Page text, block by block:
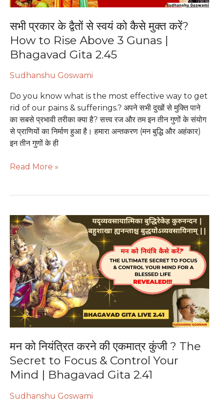
सभी प्रकार के द्वैतों से स्वयं को कैसे मुक्त करें?
How to Rise Above 3 Gunas |
Bhagavad Gita 2.45
Sudhanshu Goswami
Do you know what is the most effective way to get
rid of our pains & sufferings.? अपने सभी दुखों से मुक्ति पाने
का सबसे प्रभावी तरीका क्या है? सत्त्व रज और तम इन तीन गुणों के संयोग
से प्राणियों का निर्माण हुआ है। हमारा अन्तकरण (मन बुद्धि और अहंकार)
इन तीन गुणों के ही
करें?
How
to
Rise
Above
Gunas
Bhagavad
Gita
2.45
Read More »
मन को नियंत्रित करने की एकमात्र कुंजी ? The
Secret to Focus & Control Your
Mind | Bhagavad Gita 2.41
Sudhanshu Goswami
मन
को
नियंत्रित
करने
की
एकमात्र
कुंजी
?
The
Secret
Focus
&
Control
Mind